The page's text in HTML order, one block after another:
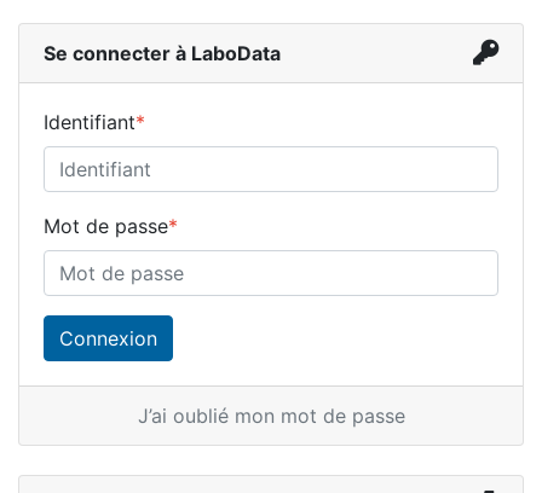
Se connecter à LaboData
Identifiant*
Mot de passe*
J’ai oublié mon mot de passe